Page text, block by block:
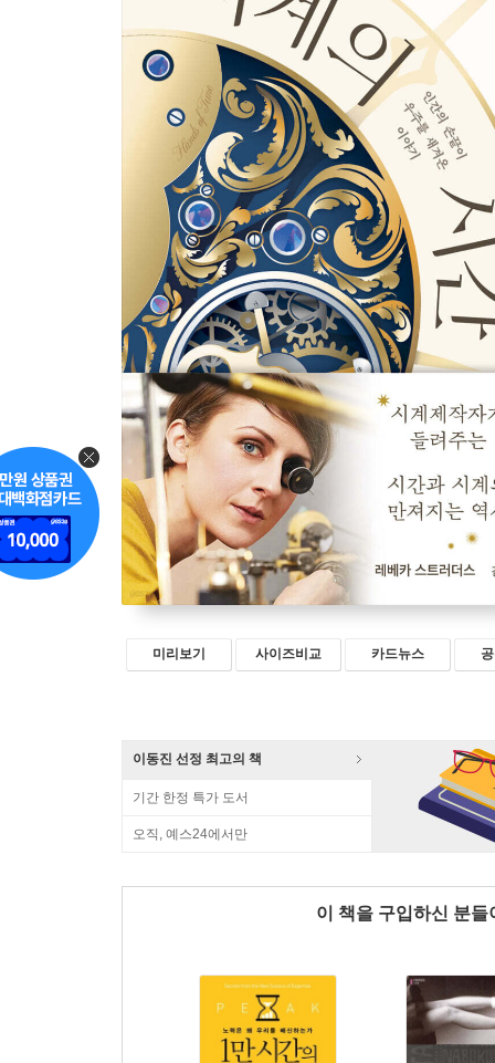
미리보기 사이즈비교 카드뉴스
이동진 선정 최고의 책
기간 한정 특가 도서
오직, 예스24에서만
이 책을 구입하신 분